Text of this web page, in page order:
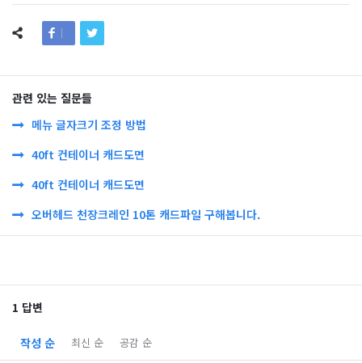
관련 있는 질문들
메뉴 글자크기 조정 방법
40ft 컨테이너 캐드도면
40ft 컨테이너 캐드도면
오버헤드 천장크레인 10톤 캐드파일 구해봅니다.
1 답변
작성 순 최신 순 공감 순